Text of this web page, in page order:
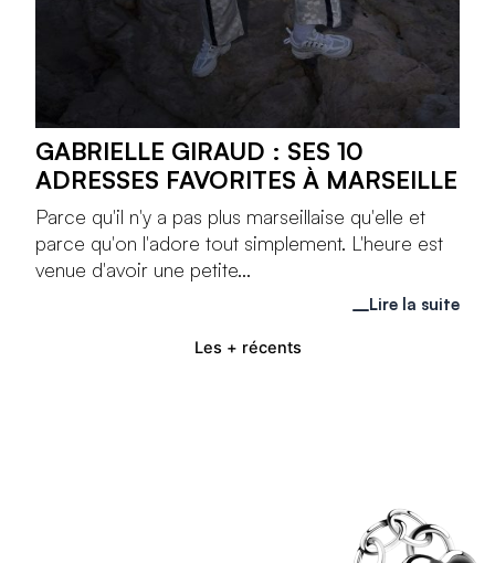
Les + récents
GABRIELLE GIRAUD : SES 10
ADRESSES FAVORITES À MARSEILLE
Parce qu'il n'y a pas plus marseillaise qu'elle et
parce qu'on l'adore tout simplement. L'heure est
venue d'avoir une petite...
Lire la suite